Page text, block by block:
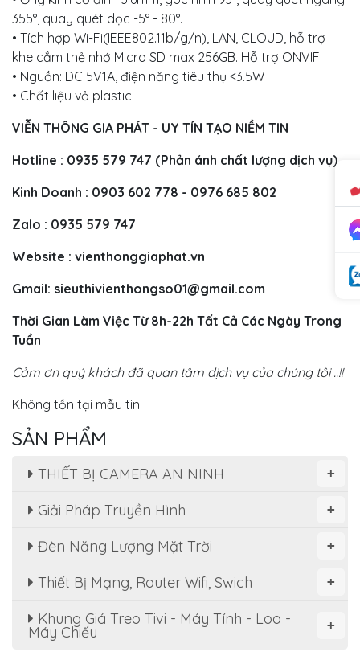
355°, quay quét dọc -5° - 80°.
• Tích hợp Wi-Fi(IEEE802.11b/g/n), LAN, CLOUD, hỗ trợ
khe cắm thẻ nhớ Micro SD max 256GB. Hỗ trợ ONVIF.
• Nguồn: DC 5V1A, điện năng tiêu thụ <3.5W
• Chất liệu vỏ plastic.
VIỄN THÔNG GIA PHÁT - UY TÍN TẠO NIỀM TIN
Hotline : 0935 579 747 (Phản ánh chất lượng dịch vụ)
Kinh Doanh : 0903 602 778 - 0976 685 802
Zalo : 0935 579 747
Website : vienthonggiaphat.vn
Gmail: sieuthivienthongso01@gmail.com
Thời Gian Làm Việc Từ 8h-22h Tất Cả Các Ngày Trong
Tuần
Cảm ơn quý khách đã quan tâm dịch vụ của chúng tôi ..!!
Không tồn tại mẫu tin
SẢN PHẨM
+
THIẾT BỊ CAMERA AN NINH
+
Giải Pháp Truyền Hình
+
Đèn Năng Lượng Mặt Trời
+
Thiết Bị Mạng, Router Wifi, Swich
+
Khung Giá Treo Tivi - Máy Tính - Loa -
Máy Chiếu